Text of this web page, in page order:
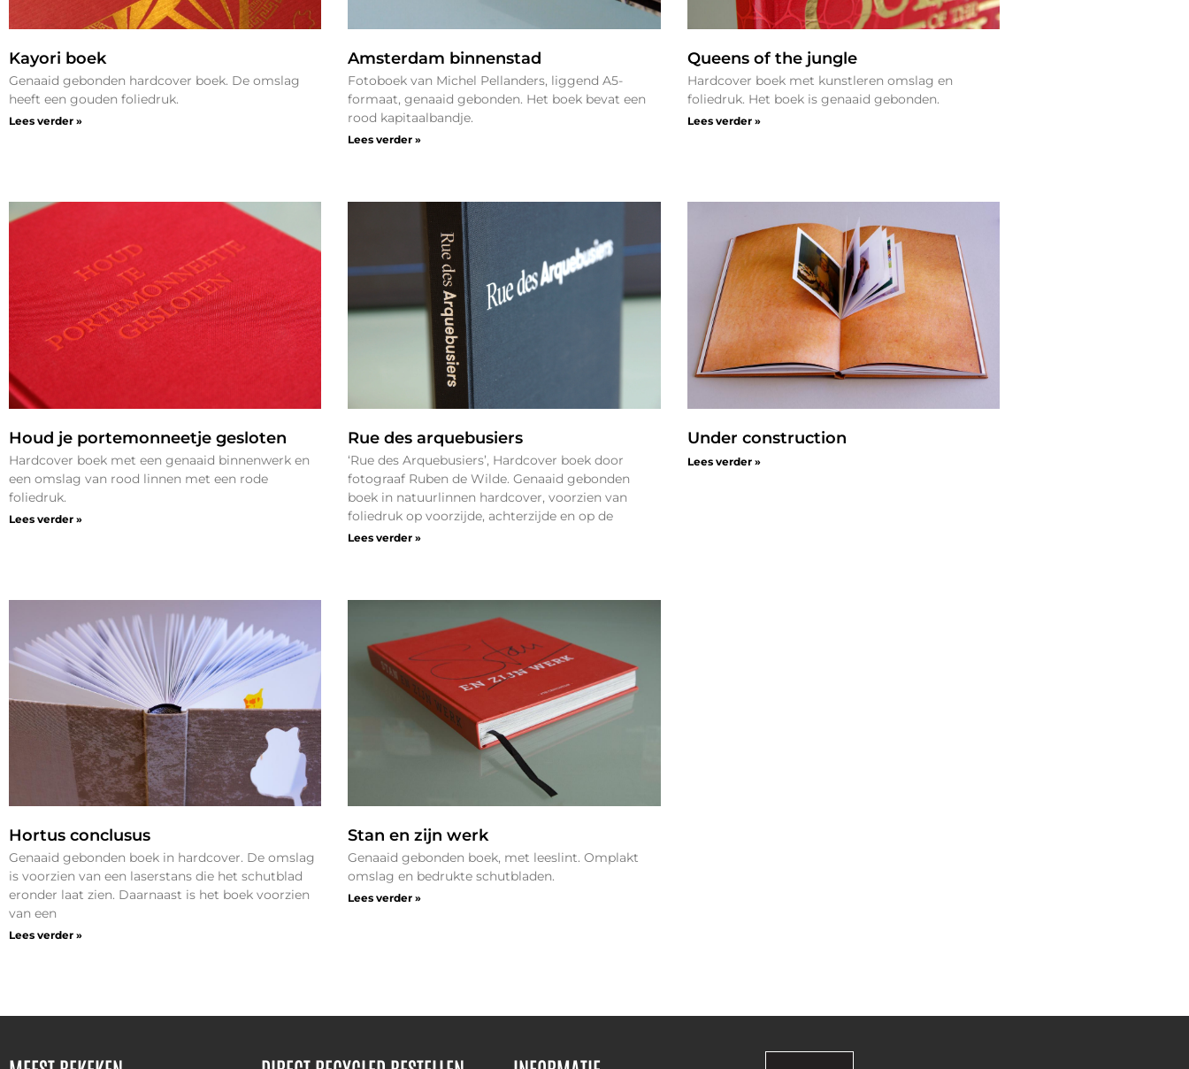
Kayori boek
Genaaid gebonden hardcover boek. De omslag
heeft een gouden foliedruk.
Lees verder »
Amsterdam binnenstad
Fotoboek van Michel Pellanders, liggend A5-
formaat, genaaid gebonden. Het boek bevat een
rood kapitaalbandje.
Lees verder »
Queens of the jungle
Hardcover boek met kunstleren omslag en
foliedruk. Het boek is genaaid gebonden.
Lees verder »
Houd je portemonneetje gesloten
Hardcover boek met een genaaid binnenwerk en
een omslag van rood linnen met een rode
foliedruk.
Lees verder »
Rue des arquebusiers
‘Rue des Arquebusiers’, Hardcover boek door
fotograaf Ruben de Wilde. Genaaid gebonden
boek in natuurlinnen hardcover, voorzien van
foliedruk op voorzijde, achterzijde en op de
Lees verder »
Under construction
Lees verder »
Hortus conclusus
Genaaid gebonden boek in hardcover. De omslag
is voorzien van een laserstans die het schutblad
eronder laat zien. Daarnaast is het boek voorzien
van een
Lees verder »
Stan en zijn werk
Genaaid gebonden boek, met leeslint. Omplakt
omslag en bedrukte schutbladen.
Lees verder »